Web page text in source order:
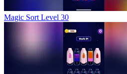
Magic Sort Level 30